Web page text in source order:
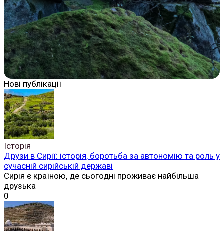
Нові публікації
Історія
Друзи в Сирії: історія, боротьба за автономію та роль у
сучасній сирійській державі
Сирія є країною, де сьогодні проживає найбільша
друзька
0